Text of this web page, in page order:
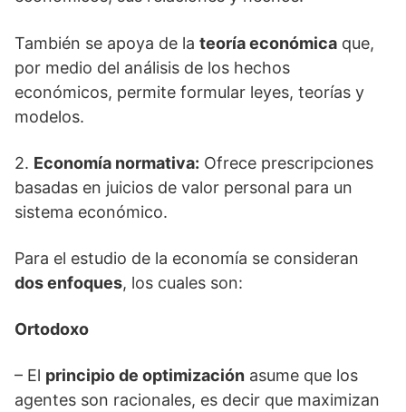
También se apoya de la teoría económica que,
por medio del análisis de los hechos
económicos, permite formular leyes, teorías y
modelos.
2. Economía normativa: Ofrece prescripciones
basadas en juicios de valor personal para un
sistema económico.
Para el estudio de la economía se consideran
dos enfoques, los cuales son:
Ortodoxo
– El principio de optimización asume que los
agentes son racionales, es decir que maximizan